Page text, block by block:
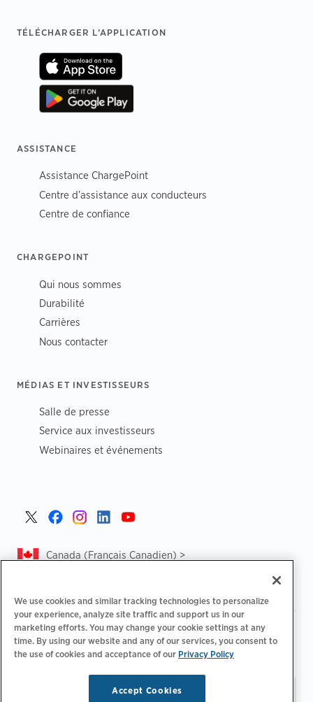
Footer
TÉLÉCHARGER L’APPLICATION
ASSISTANCE
Assistance ChargePoint
Centre d’assistance aux conducteurs
Centre de confiance
CHARGEPOINT
Qui nous sommes
Durabilité
Carrières
Nous contacter
MÉDIAS ET INVESTISSEURS
Salle de presse
Service aux investisseurs
Webinaires et événements
Canada (Français Canadien) >
Politique de confidentialité‌ | Choix de confidentialité
Informations légales | Déclaration d'accessibilité |
Code de
conduite des fournisseurs
| CA Forced and Child Labour Report
Préférences © 2026 ChargePoint, Inc.
We use cookies and similar tracking technologies to personalize
your experience, analyze site traffic and support us in our
marketing efforts. You may change your cookie settings at any
time. By using our website and any of our services, you consent to
the use of cookies and acceptance of our Privacy Policy
Accept Cookies